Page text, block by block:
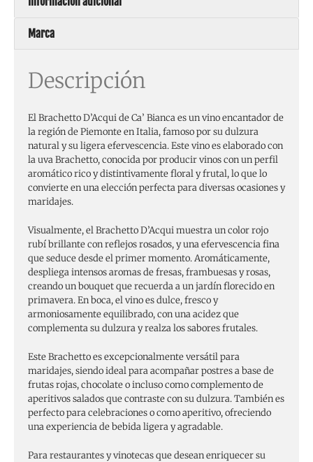
Marca
Descripción
El Brachetto D’Acqui de Ca’ Bianca es un vino encantador de
la región de Piemonte en Italia, famoso por su dulzura
natural y su ligera efervescencia. Este vino es elaborado con
la uva Brachetto, conocida por producir vinos con un perfil
aromático rico y distintivamente floral y frutal, lo que lo
convierte en una elección perfecta para diversas ocasiones y
maridajes.
Visualmente, el Brachetto D’Acqui muestra un color rojo
rubí brillante con reflejos rosados, y una efervescencia fina
que seduce desde el primer momento. Aromáticamente,
despliega intensos aromas de fresas, frambuesas y rosas,
creando un bouquet que recuerda a un jardín florecido en
primavera. En boca, el vino es dulce, fresco y
armoniosamente equilibrado, con una acidez que
complementa su dulzura y realza los sabores frutales.
Este Brachetto es excepcionalmente versátil para
maridajes, siendo ideal para acompañar postres a base de
frutas rojas, chocolate o incluso como complemento de
aperitivos salados que contraste con su dulzura. También es
perfecto para celebraciones o como aperitivo, ofreciendo
una experiencia de bebida ligera y agradable.
Para restaurantes y vinotecas que desean enriquecer su